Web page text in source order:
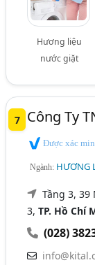
Hương liệu
nước giặt
7 Công Ty
Được xác
Ngành: HƯƠNG
Tầng 3, 39
3,TP. Hồ Chí
(028)